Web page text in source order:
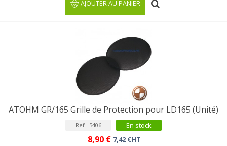
AJOUTER AU PANIER
ATOHM GR/165 Grille de Protection pour LD165 (Unité)
Ref : 5406 En stock
8,90 € 7,42 €HT